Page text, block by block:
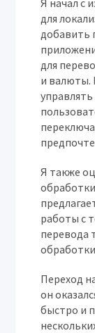
Я начал с
для
добавить
для
и валюты.
Я также
работы с
перевода
Переход
он
быстро и